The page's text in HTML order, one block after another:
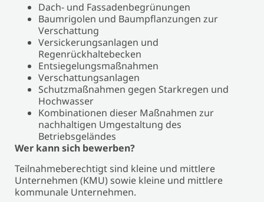
Dach- und Fassadenbegrünungen
Baumrigolen und Baumpflanzungen zur
Verschattung
Versickerungsanlagen und
Regenrückhaltebecken
Entsiegelungsmaßnahmen
Verschattungsanlagen
Schutzmaßnahmen gegen Starkregen und
Hochwasser
Kombinationen dieser Maßnahmen zur
nachhaltigen Umgestaltung des
Betriebsgeländes
Wer kann sich bewerben?
Teilnahmeberechtigt sind kleine und mittlere
Unternehmen (KMU) sowie kleine und mittlere
kommunale Unternehmen.